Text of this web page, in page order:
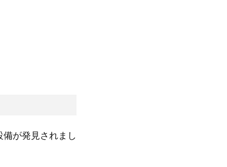
が発見されまし